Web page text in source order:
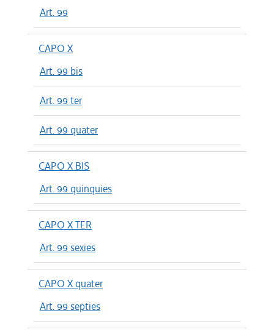
Art. 99
CAPO X
Art. 99 bis
Art. 99 ter
Art. 99 quater
CAPO X BIS
Art. 99 quinquies
CAPO X TER
Art. 99 sexies
CAPO X quater
Art. 99 septies